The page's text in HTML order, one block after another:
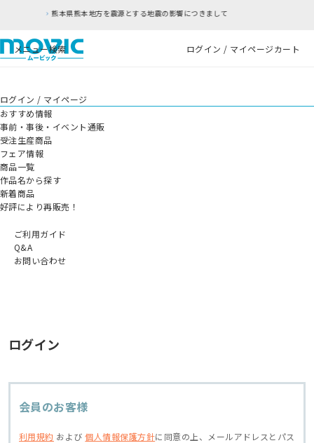
本地方を震源とする地震の影響につきまして
メニュー検索 ログイン / マイページカート
ログイン / マイページ
おすすめ情報
事前・事後・イベント通販
受注生産商品
フェア情報
商品一覧
作品名から探す
新着商品
好評により再販売！
ご利用ガイド
Q&A
お問い合わせ
ログイン
会員のお客様
利用規約 および個人情報保護方針に同意の上、
メールアドレスとパス